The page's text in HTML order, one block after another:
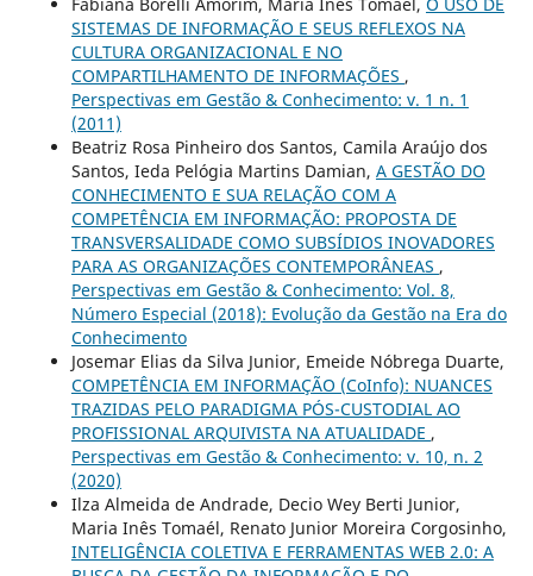
SISTEMAS DE INFORMAÇÃO E SEUS REFLEXOS NA
CULTURA ORGANIZACIONAL E NO
COMPARTILHAMENTO DE INFORMAÇÕES ,
Perspectivas em Gestão & Conhecimento: v. 1 n. 1
(2011)
Beatriz Rosa Pinheiro dos Santos, Camila Araújo dos
Santos, Ieda Pelógia Martins Damian, A GESTÃO DO
CONHECIMENTO E SUA RELAÇÃO COM A
COMPETÊNCIA EM INFORMAÇÃO: PROPOSTA DE
TRANSVERSALIDADE COMO SUBSÍDIOS INOVADORES
PARA AS ORGANIZAÇÕES CONTEMPORÂNEAS ,
Perspectivas em Gestão & Conhecimento: Vol. 8,
Número Especial (2018): Evolução da Gestão na Era do
Conhecimento
Josemar Elias da Silva Junior, Emeide Nóbrega Duarte,
COMPETÊNCIA EM INFORMAÇÃO (CoInfo): NUANCES
TRAZIDAS PELO PARADIGMA PÓS-CUSTODIAL AO
PROFISSIONAL ARQUIVISTA NA ATUALIDADE ,
Perspectivas em Gestão & Conhecimento: v. 10, n. 2
(2020)
Ilza Almeida de Andrade, Decio Wey Berti Junior,
Maria Inês Tomaél, Renato Junior Moreira Corgosinho,
INTELIGÊNCIA COLETIVA E FERRAMENTAS WEB 2.0: A